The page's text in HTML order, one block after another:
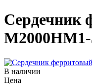
Сердечник
М2000НМ1-
В наличии
Цена